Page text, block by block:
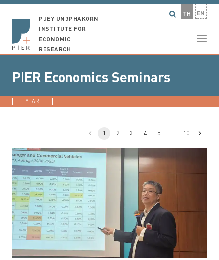
TH EN
PUEY UNGPHAKORN
INSTITUTE FOR
ECONOMIC
RESEARCH
PIER Economics Seminars
YEAR
1 2 3 4 5 … 10